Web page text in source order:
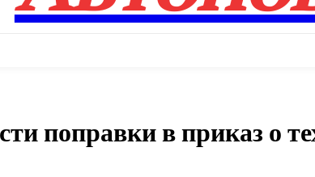
поправки в приказ о